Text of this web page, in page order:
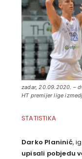
zadar, 20.09.2020. –
HT premijer lige
STATISTIKA
Darko Planinić,
upisali pobjedu